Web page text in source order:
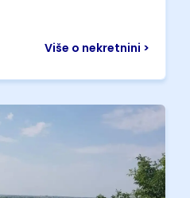
Više o nekretnini >